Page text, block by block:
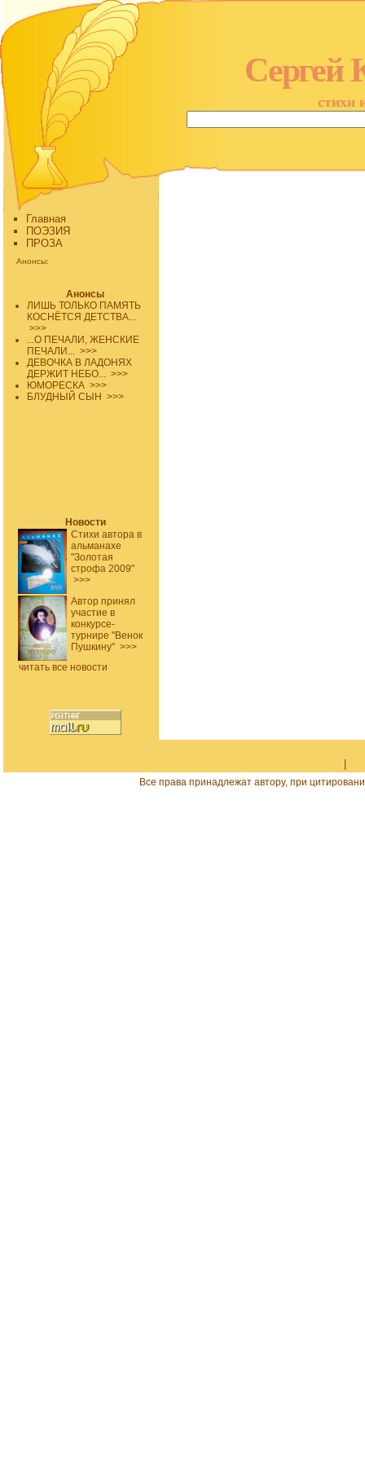
Сергей
стихи
Главная
ПОЭЗИЯ
ПРОЗА
Анонсы:
Анонсы
ЛИШЬ ТОЛЬКО ПАМЯТЬ
КОСНЁТСЯ ДЕТСТВА...
>>>
...О ПЕЧАЛИ, ЖЕНСКИЕ
ПЕЧАЛИ... >>>
ДЕВОЧКА В ЛАДОНЯХ
ДЕРЖИТ НЕБО... >>>
ЮМОРЕСКА >>>
БЛУДНЫЙ СЫН >>>
Новости
Стихи автора в
альманахе
"Золотая
строфа 2009"
>>>
Автор принял
участие в
конкурсе-
турнире "Венок
Пушкину" >>>
читать все новости
Все права принадлежат автору, при